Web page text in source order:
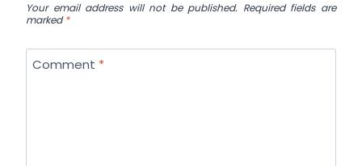
Your email address will not be published. Required fields are
marked*
Comment *